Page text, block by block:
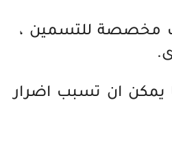
مخصصة للتسمين ،
يمكن ان تسبب اضرار